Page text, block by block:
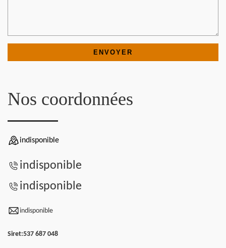
Nos coordonnées
indisponible
indisponible
indisponible
indisponible
Siret:537 687 048